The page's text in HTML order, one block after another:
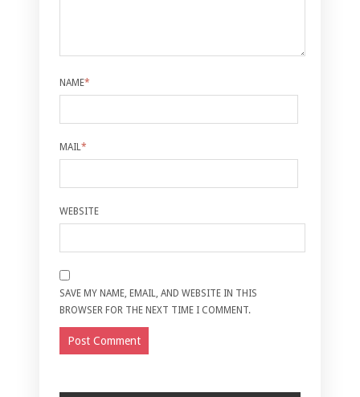
NAME*
MAIL*
WEBSITE
SAVE MY NAME, EMAIL, AND WEBSITE IN THIS
BROWSER FOR THE NEXT TIME I COMMENT.